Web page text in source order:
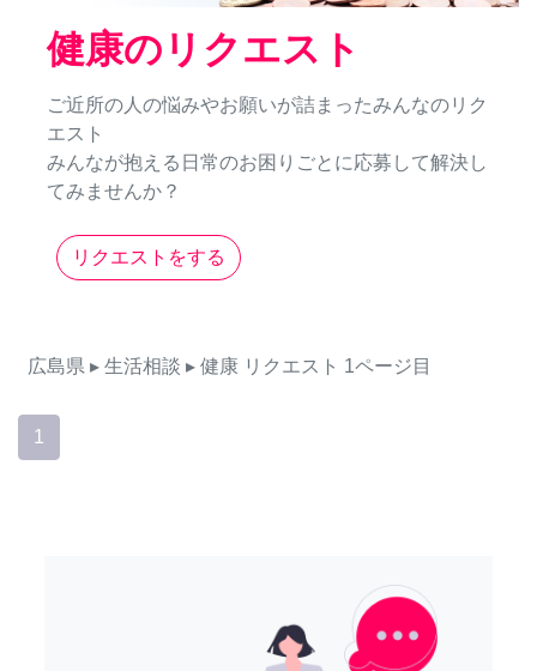
健康のリクエスト
ご近所の人の悩みやお願いが詰まったみんなのリク
エスト
みんなが抱える日常のお困りごとに応募して解決し
てみませんか？
リクエストをする
広島県 ▸ 生活相談 ▸ 健康 リクエスト 1ページ目
1